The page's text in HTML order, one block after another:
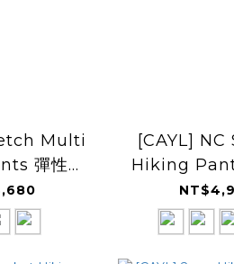
Multi
彈性多
褲
[CAYL]
Hiking
健行